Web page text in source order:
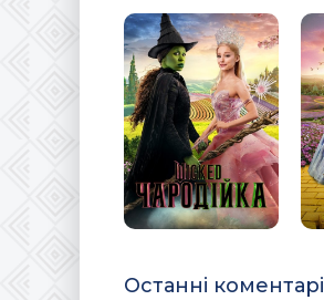
Останні коментарі